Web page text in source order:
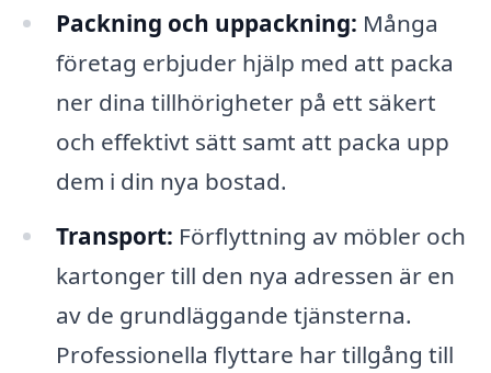
Packning och uppackning: Många
företag erbjuder hjälp med att packa
ner dina tillhörigheter på ett säkert
och effektivt sätt samt att packa upp
dem i din nya bostad.
Transport: Förflyttning av möbler och
kartonger till den nya adressen är en
av de grundläggande tjänsterna.
Professionella flyttare har tillgång till